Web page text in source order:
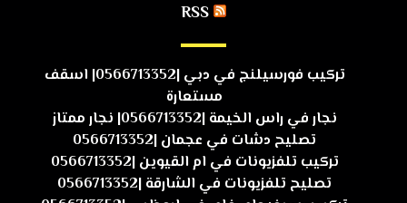
RSS
تركيب فورسيلنج في دبي |0566713352| اسقف
مستعارة
نجار في راس الخيمة |0566713352| نجار ممتاز
تصليح دشات في عجمان |0566713352
تركيب تلفزيونات في ام القيوين |0566713352
تصليح تلفزيونات في الشارقة |0566713352